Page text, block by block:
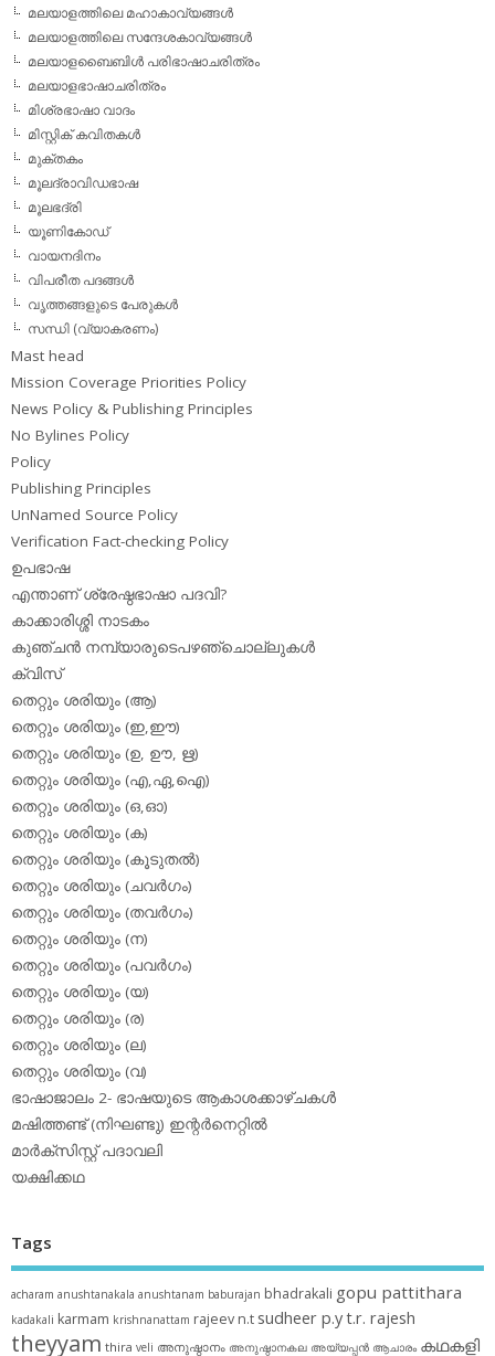
മലയാളത്തിലെ മഹാകാവ്യങ്ങള്‍
മലയാളത്തിലെ സന്ദേശകാവ്യങ്ങള്‍
മലയാളബൈബിള്‍ പരിഭാഷാചരിത്രം
മലയാളഭാഷാചരിത്രം
മിശ്രഭാഷാ വാദം
മിസ്റ്റിക് കവിതകള്‍
മുക്തകം
മൂലദ്രാവിഡഭാഷ
മൂലഭദ്രി
യൂണികോഡ്
വായനദിനം
വിപരീത പദങ്ങള്‍
വൃത്തങ്ങളുടെ പേരുകള്‍
സന്ധി (വ്യാകരണം)
Mast head
Mission Coverage Priorities Policy
News Policy & Publishing Principles
No Bylines Policy
Policy
Publishing Principles
UnNamed Source Policy
Verification Fact-checking Policy
ഉപഭാഷ
എന്താണ് ശ്രേഷ്ഠഭാഷാ പദവി?
കാക്കാരിശ്ശി നാടകം
കുഞ്ചന്‍ നമ്പ്യാരുടെപഴഞ്ചൊല്ലുകള്‍
ക്വിസ്
തെറ്റും ശരിയും (ആ)
തെറ്റും ശരിയും (ഇ,ഈ)
തെറ്റും ശരിയും (ഉ, ഊ, ഋ)
തെറ്റും ശരിയും (എ,ഏ,ഐ)
തെറ്റും ശരിയും (ഒ,ഓ)
തെറ്റും ശരിയും (ക)
തെറ്റും ശരിയും (കൂടുതല്‍)
തെറ്റും ശരിയും (ചവര്‍ഗം)
തെറ്റും ശരിയും (തവര്‍ഗം)
തെറ്റും ശരിയും (ന)
തെറ്റും ശരിയും (പവര്‍ഗം)
തെറ്റും ശരിയും (യ)
തെറ്റും ശരിയും (ര)
തെറ്റും ശരിയും (ല)
തെറ്റും ശരിയും (വ)
ഭാഷാജാലം 2- ഭാഷയുടെ ആകാശക്കാഴ്ചകള്‍
മഷിത്തണ്ട് (നിഘണ്ടു) ഇന്റര്‍നെറ്റില്‍
മാര്‍ക്‌സിസ്റ്റ് പദാവലി
യക്ഷിക്കഥ
Tags
acharam anushtanakala anushtanam baburajan bhadrakali gopu pattithara
kadakali karmam krishnanattam rajeev n.t sudheer p.yt.r. rajesh
theyyam thira veli അനുഷ്ഠാനം അനുഷ്ഠാനകല അയ്യപ്പന്‍ ആചാരം കഥകളി